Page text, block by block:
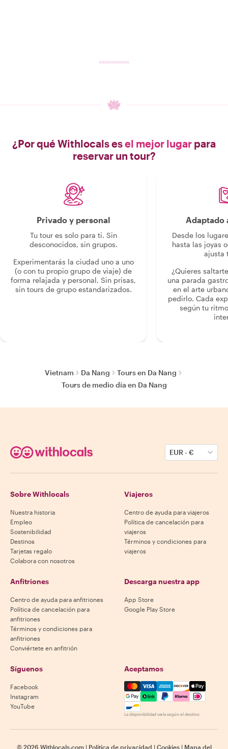
¿Por qué Withlocals esel mejor lugar para
reservar un tour?
Privado y personal
Tu tour es solo para ti. Sin
desconocidos, sin grupos.
Experimentarás la ciudad uno a uno
(o con tu propio grupo de viaje) de
forma relajada y personal. Sin prisas,
sin tours de grupo estandarizados.
Adaptado
Desde los
hasta las joyas
ajusta
¿Quieres
una parada
en el arte
pedirlo. Cada
según tu
Vietnam Da Nang
Tours en Da Nang
Tours de medio día en Da Nang
EUR-€
Sobre Withlocals
Nuestra historia
Empleo
Sostenibilidad
Destinos
Tarjetas regalo
Colabora con nosotros
Viajeros
Centro de ayuda para viajeros
Política de cancelación para
viajeros
Términos y condiciones para
viajeros
Anfitriones
Centro de ayuda para anfitriones
Política de cancelación para
anfitriones
Términos y condiciones para
anfitriones
Conviértete en anfitrión
Descarga nuestra app
App Store
Google Play Store
Síguenos
Facebook
Instagram
YouTube
Aceptamos
Mastercard, Visa, Amex,
La disponibilidad varía según el destino
© 2026 Withlocals.com | Política de privacidad | Cookies | Mapa del